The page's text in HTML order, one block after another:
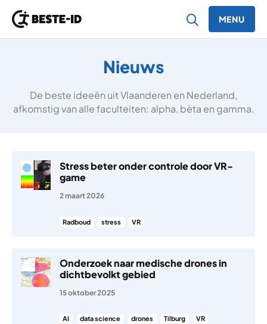
MENU
Nieuws
De beste ideeën uit Vlaanderen en Nederland,
afkomstig van alle faculteiten: alpha, bèta en gamma.
Stress beter onder controle door VR-
game
2 maart 2026
Radboud stress VR
Onderzoek naar medische drones in
dichtbevolkt gebied
15 oktober 2025
AI data science drones Tilburg VR